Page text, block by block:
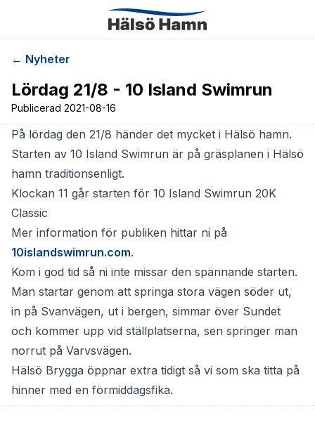
← Nyheter
Lördag 21/8 - 10 Island Swimrun
Publicerad 2021-08-16
På lördag den 21/8 händer det mycket i Hälsö hamn.
Starten av 10 Island Swimrun är på gräsplanen i Hälsö
hamn traditionsenligt.
Klockan 11 går starten för 10 Island Swimrun 20K
Classic
Mer information för publiken hittar ni på
10islandswimrun.com.
Kom i god tid så ni inte missar den spännande starten.
Man startar genom att springa stora vägen söder ut,
in på Svanvägen, ut i bergen, simmar över Sundet
och kommer upp vid ställplatserna, sen springer man
norrut på Varvsvägen.
Hälsö Brygga öppnar extra tidigt så vi som ska titta på
hinner med en förmiddagsfika.